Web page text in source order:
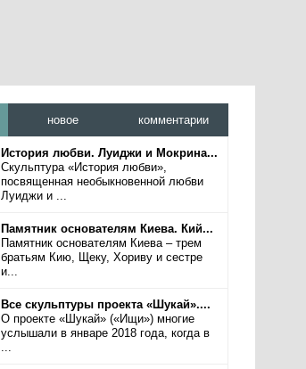
новое комментарии
История любви. Луиджи и Мокрина...
Скульптура «История любви»,
посвященная необыкновенной любви
Луиджи и ...
Памятник основателям Киева. Кий...
Памятник основателям Киева – трем
братьям Кию, Щеку, Хориву и сестре
и...
Все скульптуры проекта «Шукай»....
О проекте «Шукай» («Ищи») многие
услышали в январе 2018 года, когда в
...